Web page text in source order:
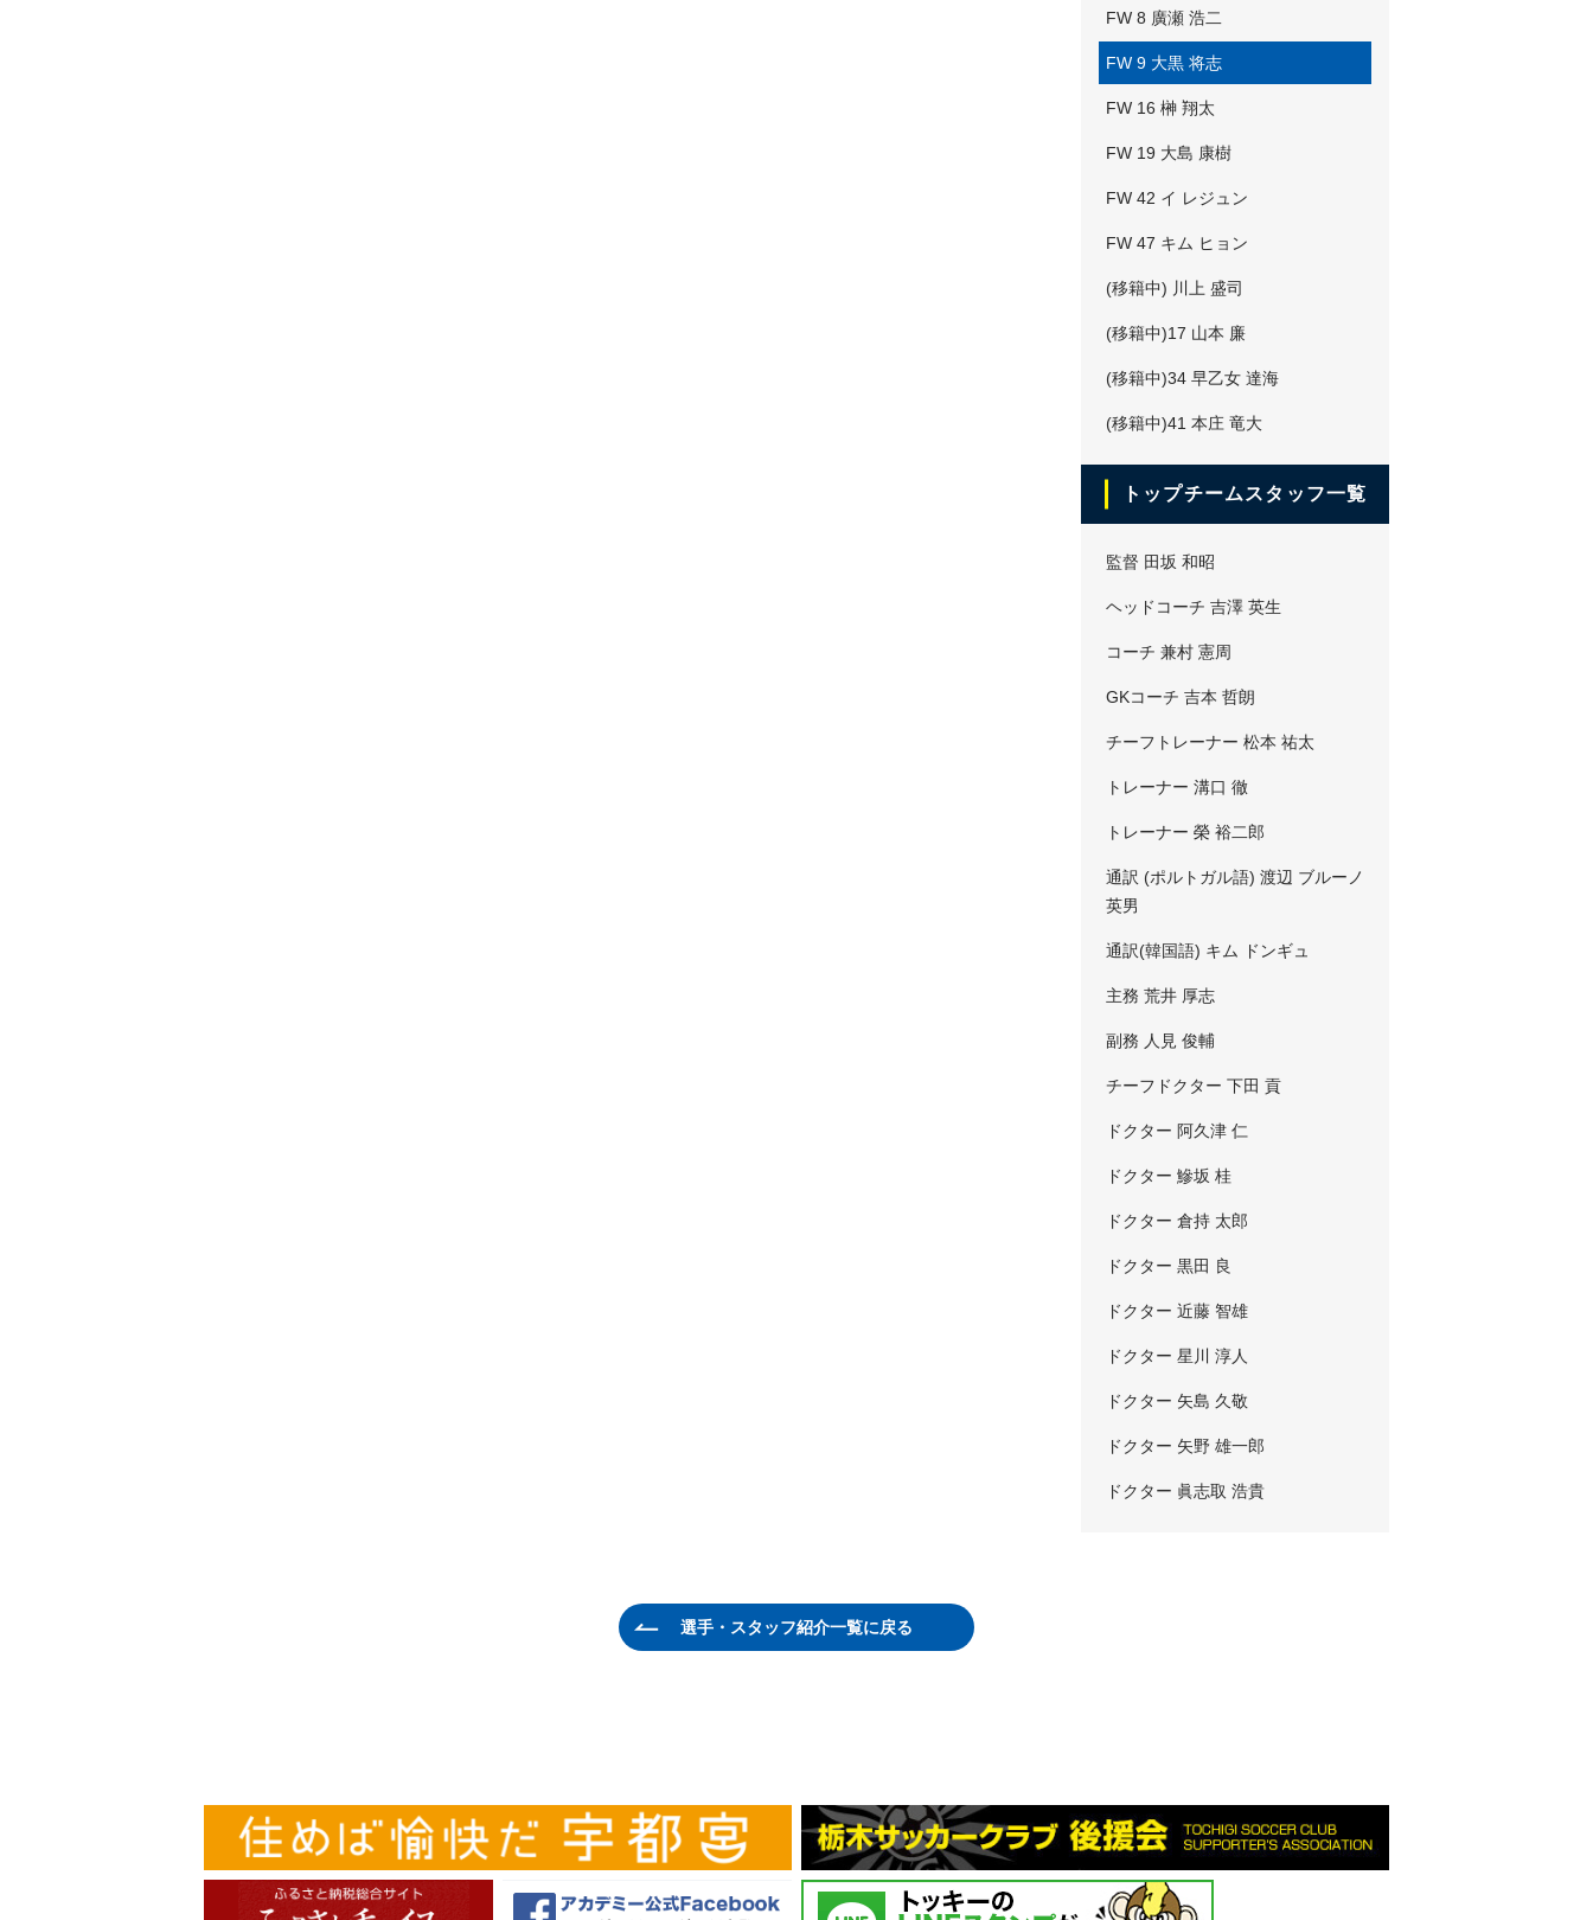
FW 8 廣瀬 浩二
FW 9 大黒 将志
FW 16 榊 翔太
FW 19 大島 康樹
FW 42 イ レジュン
FW 47 キム ヒョン
(移籍中) 川上 盛司
(移籍中)17 山本 廉
(移籍中)34 早乙女 達海
(移籍中)41 本庄 竜大
トップチームスタッフ一覧
監督 田坂 和昭
ヘッドコーチ 吉澤 英生
コーチ 兼村 憲周
GKコーチ 吉本 哲朗
チーフトレーナー 松本 祐太
トレーナー 溝口 徹
トレーナー 榮 裕二郎
通訳 (ポルトガル語) 渡辺 ブルーノ
英男
通訳(韓国語) キム ドンギュ
主務 荒井 厚志
副務 人見 俊輔
チーフドクター 下田 貢
ドクター 阿久津 仁
ドクター 鰺坂 桂
ドクター 倉持 太郎
ドクター 黒田 良
ドクター 近藤 智雄
ドクター 星川 淳人
ドクター 矢島 久敬
ドクター 矢野 雄一郎
ドクター 眞志取 浩貴
選手・スタッフ紹介一覧に戻る